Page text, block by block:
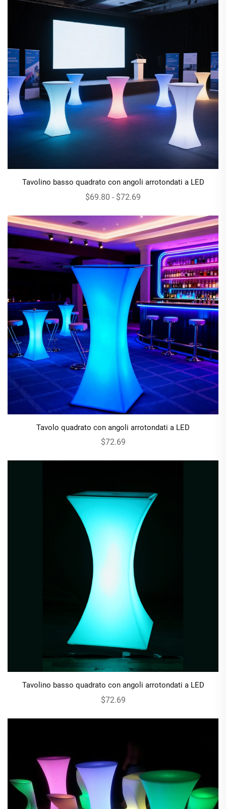
Tavolino basso quadrato con angoli arrotondati a LED
$69.80 - $72.69
Tavolo quadrato con angoli arrotondati a LED
$72.69
Tavolino basso quadrato con angoli arrotondati a LED
$72.69